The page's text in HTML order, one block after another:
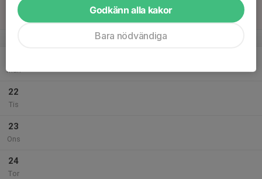
20
Sön
v.39
Mån
22
Tis
23
Ons
24
Tor
Godkänn alla kakor
Bara nödvändiga